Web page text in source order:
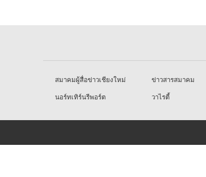
สมาคมผู้สื่อข่าวเชียงใหม่ ข่าวสารสมาคม
นอร์ทเทิร์นรีพอร์ต
วาไรตี้